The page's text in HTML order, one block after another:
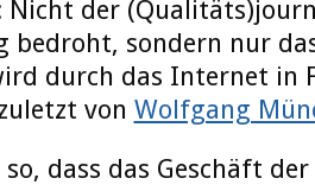
Nicht der
bedroht, sondern nur
durch das Internet in
von Wolfgang
dass das Geschäft